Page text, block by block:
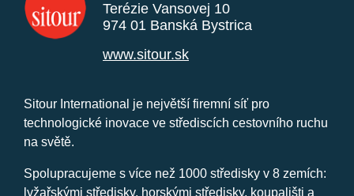
Terézie Vansovej 10
974 01 Banská Bystrica
www.sitour.sk
Sitour International je největší firemní síť pro
technologické inovace ve střediscích cestovního ruchu
na světě.
Spolupracujeme s více než 1000 středisky v 8 zemích:
lyžařskými středisky, horskými středisky, koupališti a